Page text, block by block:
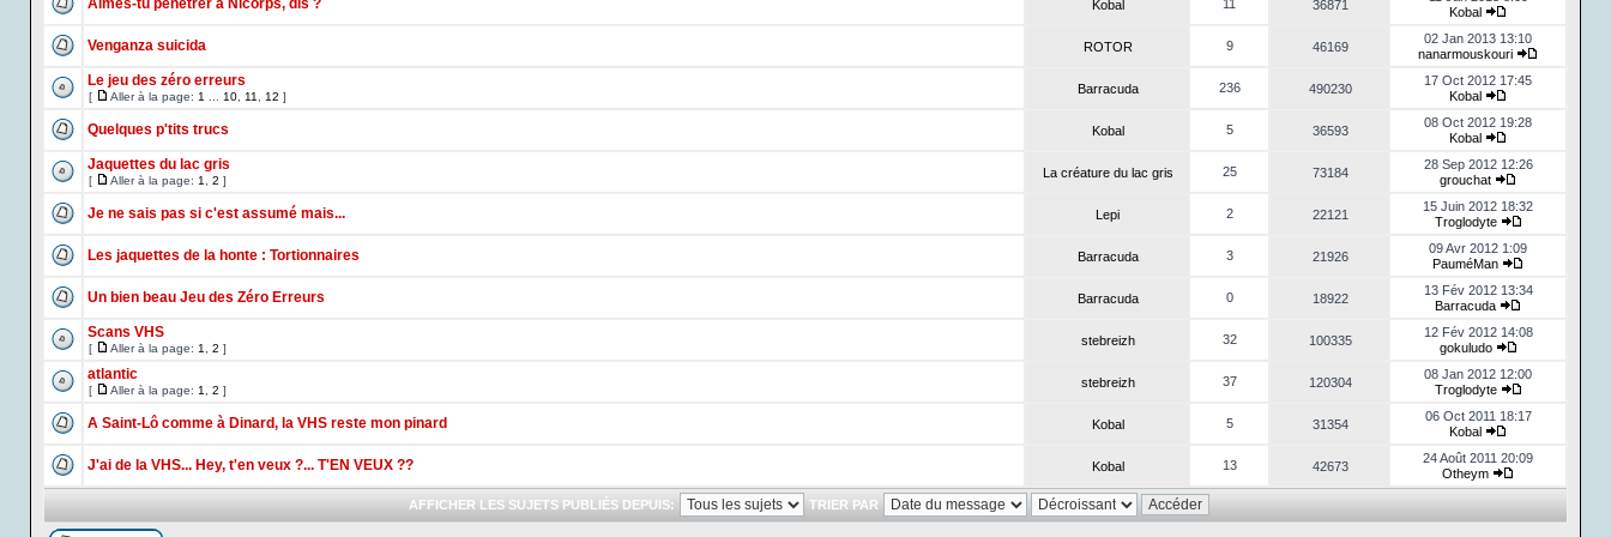
Aimes-tu pénétrer à Nicorps, dis ? Kobal 11 36871
Kobal
Venganza suicida ROTOR 9 46169
02 Jan 2013 13:10
nanarmouskouri
Le jeu des zéro erreurs
[ Aller à la page: 1 10 11 12 ]
Barracuda 236 490230
17 Oct 2012 17:45
Kobal
Quelques p'tits trucs Kobal 5 36593
08 Oct 2012 19:28
Kobal
Jaquettes du lac gris
[ Aller à la page: 1 2 ]
La créature du lac gris 25 73184
28 Sep 2012 12:26
grouchat
Je ne sais pas si c'est assumé mais... Lepi 2 22121
15 Juin 2012 18:32
Troglodyte
Les jaquettes de la honte : Tortionnaires Barracuda 3 21926
09 Avr 2012 1:09
PauméMan
Un bien beau Jeu des Zéro Erreurs Barracuda 0 18922
13 Fév 2012 13:34
Barracuda
Scans VHS
[ Aller à la page: 1 2 ]
stebreizh 32 100335
12 Fév 2012 14:08
gokuludo
atlantic
[ Aller à la page: 1 2 ]
stebreizh 37 120304
08 Jan 2012 12:00
Troglodyte
A Saint-Lô comme à Dinard, la VHS reste mon pinard Kobal 5 31354
06 Oct 2011 18:17
Kobal
J'ai de la VHS... Hey, t'en veux ?... T'EN VEUX ?? Kobal 13 42673
24 Août 2011 20:09
Otheym
AFFICHER LES SUJETS PUBLIÉS DEPUIS: TRIER PAR